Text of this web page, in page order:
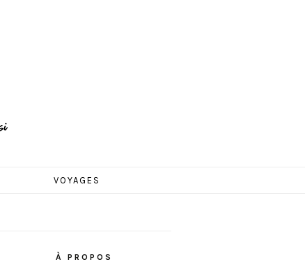
VOYAGES
À PROPOS